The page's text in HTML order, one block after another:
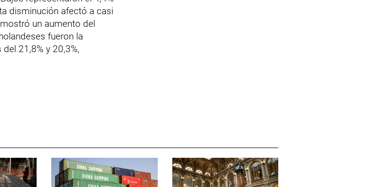
disminución afectó a casi
un aumento del
fueron la
21,8% y 20,3%,